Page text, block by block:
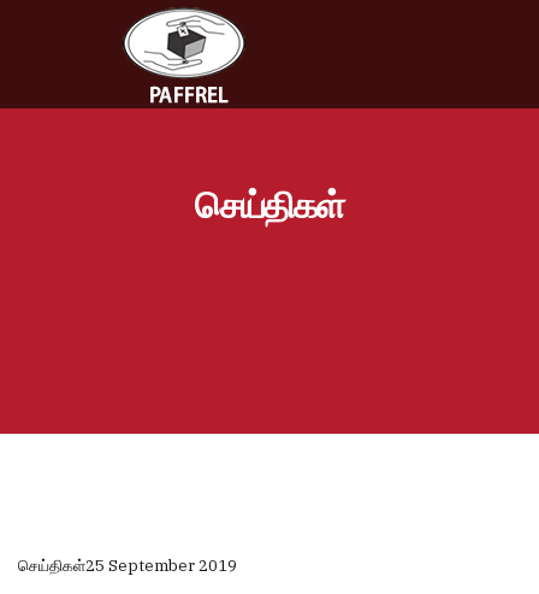
செய்திகள்
செய்திகள்25 September 2019